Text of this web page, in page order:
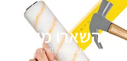
השארו
עדכונים על מבצעים והנחות הירשמו